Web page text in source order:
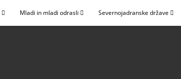
Mladi in mladi odrasli Severnojadranske države